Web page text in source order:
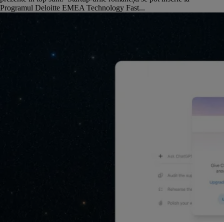
Programul Deloitte EMEA Technology Fast...